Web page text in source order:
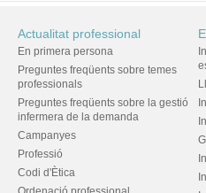
Actualitat professional
En primera persona
Preguntes freqüents sobre temes
professionals
Preguntes freqüents sobre la gestió
infermera de la demanda
Campanyes
Professió
Codi d'Ètica